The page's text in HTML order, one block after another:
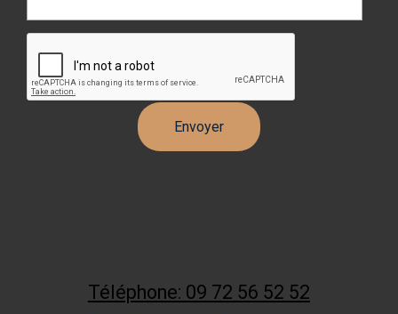
Téléphone: 09 72 56 52 52